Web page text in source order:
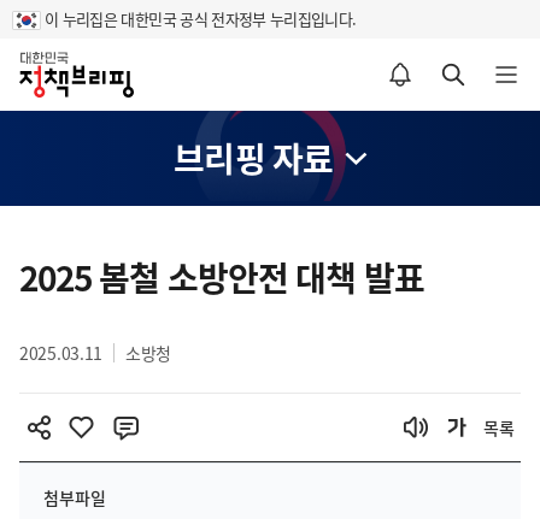
이 누리집은 대한민국 공식 전자정부 누리집입니다.
홈
알림설정 바로가기 검색 바로가기 메뉴 열기
브리핑 자료
텐
츠
역
2025 봄철 소방안전 대책 발표
2025.03.11 소방청
목록
첨부파일